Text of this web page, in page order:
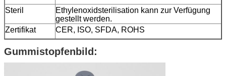
Steril
Ethylenoxidsterilisation kann zur Verfügung
gestellt werden.
Zertifikat
CER, ISO, SFDA, ROHS
Gummistopfenbild: